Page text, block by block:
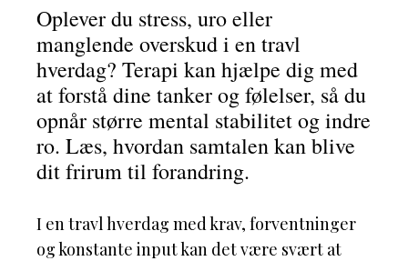
Oplever du stress, uro eller
manglende overskud i en travl
hverdag? Terapi kan hjælpe dig med
at forstå dine tanker og følelser, så du
opnår større mental stabilitet og indre
ro. Læs, hvordan samtalen kan blive
dit frirum til forandring.
I en travl hverdag med krav, forventninger
og konstante input kan det være svært at